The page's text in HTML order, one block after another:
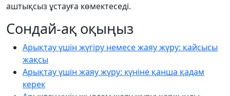
аштықсыз ұстауға көмектеседі.
Сондай-ақ оқыңыз
Арықтау үшін жүгіру немесе жаяу жүру: қайсысы
жақсы
Арықтау үшін жаяу жүру: күніне қанша қадам
керек